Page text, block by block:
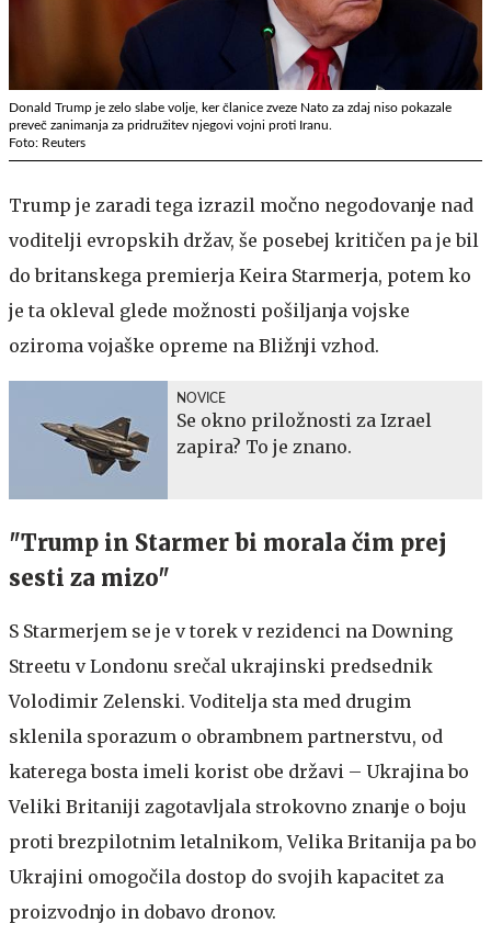
Donald Trump je zelo slabe volje, ker članice zveze Nato za zdaj niso pokazale
preveč zanimanja za pridružitev njegovi vojni proti Iranu.
Foto: Reuters
Trump je zaradi tega izrazil močno negodovanje nad
voditelji evropskih držav, še posebej kritičen pa je bil
do britanskega premierja Keira Starmerja, potem ko
je ta okleval glede možnosti pošiljanja vojske
oziroma vojaške opreme na Bližnji vzhod.
NOVICE
Se okno priložnosti za Izrael
zapira? To je znano.
"Trump in Starmer bi morala čim prej
sesti za mizo"
S Starmerjem se je v torek v rezidenci na Downing
Streetu v Londonu srečal ukrajinski predsednik
Volodimir Zelenski. Voditelja sta med drugim
sklenila sporazum o obrambnem partnerstvu, od
katerega bosta imeli korist obe državi – Ukrajina bo
Veliki Britaniji zagotavljala strokovno znanje o boju
proti brezpilotnim letalnikom, Velika Britanija pa bo
Ukrajini omogočila dostop do svojih kapacitet za
proizvodnjo in dobavo dronov.